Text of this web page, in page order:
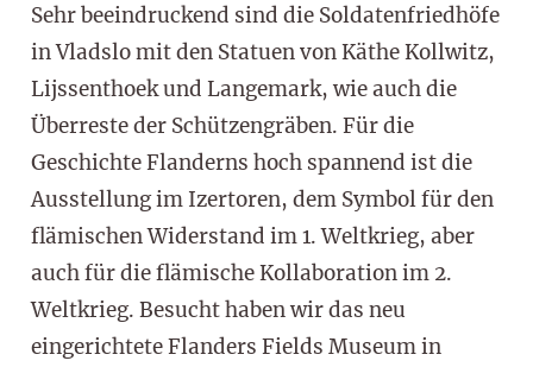
Sehr beeindruckend sind die Soldatenfriedhöfe
in Vladslo mit den Statuen von Käthe Kollwitz,
Lijssenthoek und Langemark, wie auch die
Überreste der Schützengräben. Für die
Geschichte Flanderns hoch spannend ist die
Ausstellung im Izertoren, dem Symbol für den
flämischen Widerstand im 1. Weltkrieg, aber
auch für die flämische Kollaboration im 2.
Weltkrieg. Besucht haben wir das neu
eingerichtete Flanders Fields Museum in